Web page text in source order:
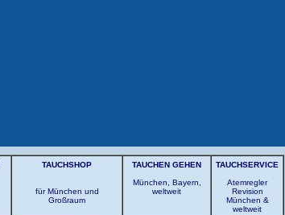
TAUCHSHOP
für München und
Großraum
TAUCHEN GEHEN
München, Bayern,
weltweit
TAUCHSERVICE
Atemregler
Revision
München &
weltweit